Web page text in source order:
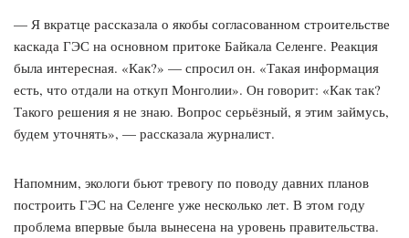
— Я вкратце рассказала о якобы согласованном строительстве
каскада ГЭС на основном притоке Байкала Селенге. Реакция
была интересная. «Как?» — спросил он. «Такая информация
есть, что отдали на откуп Монголии». Он говорит: «Как так?
Такого решения я не знаю. Вопрос серьёзный, я этим займусь,
будем уточнять», — рассказала журналист.
Напомним, экологи бьют тревогу по поводу давних планов
построить ГЭС на Селенге уже несколько лет. В этом году
проблема впервые была вынесена на уровень правительства.